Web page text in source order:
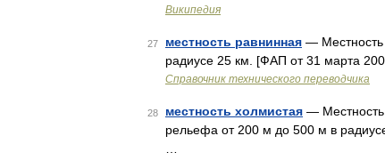
Википедия
27 местность равнинная —
радиусе 25 км. [ФАП от 31 марта
Справочник технического переводчика
28 местность холмистая —
рельефа от 200 м до 500 м в